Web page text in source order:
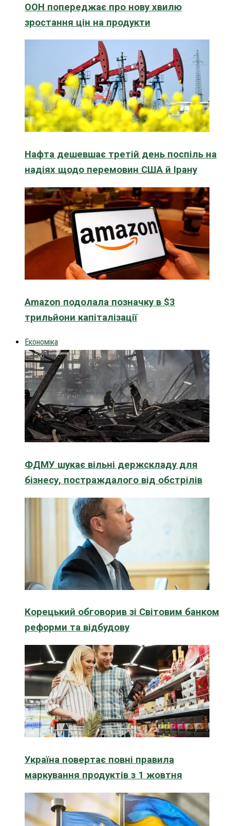
ООН попереджає про нову хвилю
зростання цін на продукти
Нафта дешевшає третій день поспіль на
надіях щодо перемовин США й Ірану
Amazon подолала позначку в $3
трильйони капіталізації
Економіка
ФДМУ шукає вільні держскладу для
бізнесу, постраждалого від обстрілів
Корецький обговорив зі Світовим банком
реформи та відбудову
Україна повертає повні правила
маркування продуктів з 1 жовтня